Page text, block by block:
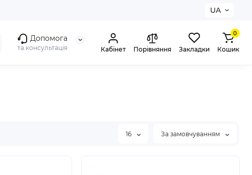
UA
Допомога
та консультація Кабінет Порівняння Закладки
0
Кошик
16 За замовчуванням